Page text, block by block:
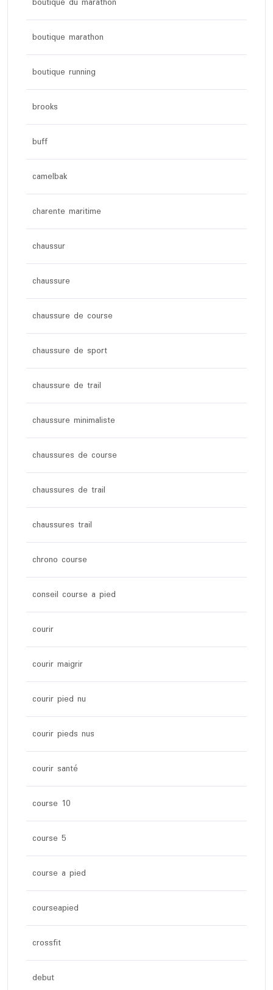
boutique marathon
boutique running
brooks
buff
camelbak
charente maritime
chaussur
chaussure
chaussure de course
chaussure de sport
chaussure de trail
chaussure minimaliste
chaussures de course
chaussures de trail
chaussures trail
chrono course
conseil course a pied
courir
courir maigrir
courir pied nu
courir pieds nus
courir santé
course 10
course 5
course a pied
courseapied
crossfit
debut